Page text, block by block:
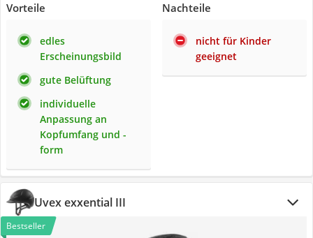
Vorteile
edles
Erscheinungsbild
gute Belüftung
individuelle
Anpassung an
Kopfumfang und -
form
Nachteile
nicht für Kinder
geeignet
Uvex exxential III
Bestseller